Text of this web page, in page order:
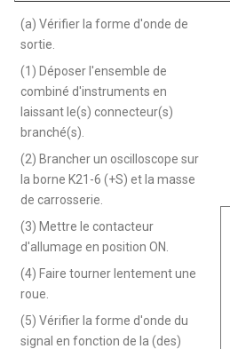
(a) Vérifier la forme d'onde de
sortie.
(1) Déposer l'ensemble de
combiné d'instruments en
laissant le(s) connecteur(s)
branché(s).
(2) Brancher un oscilloscope sur
la borne K21-6 (+S) et la masse
de carrosserie.
(3) Mettre le contacteur
d'allumage en position ON.
(4) Faire tourner lentement une
roue.
(5) Vérifier la forme d'onde du
signal en fonction de la (des)